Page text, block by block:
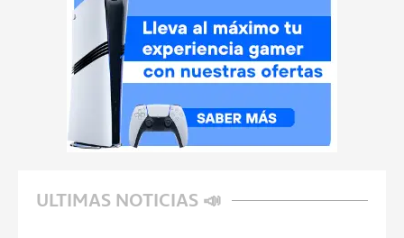
ULTIMAS NOTICIAS 📣